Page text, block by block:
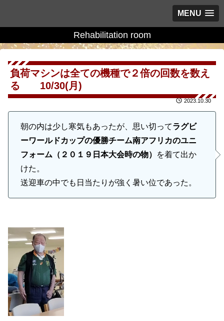
MENU
Rehabilitation room
負荷マシンは全ての機種で２倍の回数を数え
る 10/30(月)
2023.10.30
朝の内は少し寒気もあったが、思い切ってラグビ
ーワールドカップの優勝チーム南アフリカのユニ
フォーム（２０１９日本大会時の物）
を着て出か
けた。
送迎車の中でも日当たりが強く暑い位であった。